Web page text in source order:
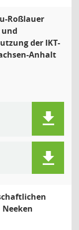
Roßlauer
der IKT-
Anhalt
Neeken